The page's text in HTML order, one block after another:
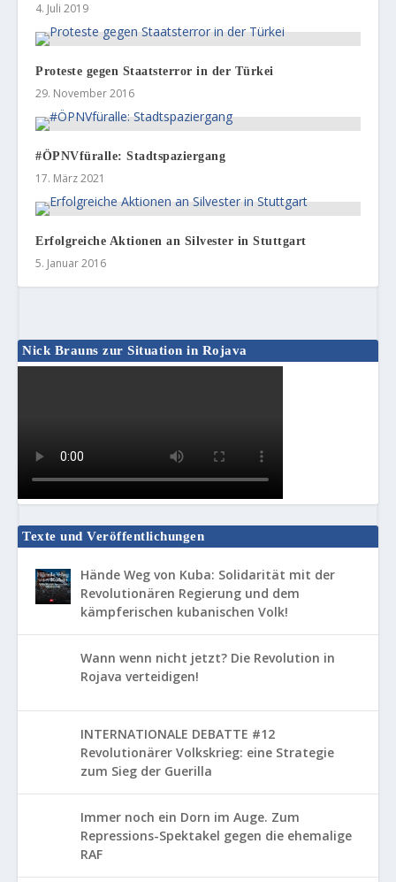
4. Juli 2019
Proteste gegen Staatsterror in der Türkei
29. November 2016
#ÖPNVfüralle: Stadtspaziergang
17. März 2021
Erfolgreiche Aktionen an Silvester in Stuttgart
5. Januar 2016
Nick Brauns zur Situation in Rojava
Texte und Veröffentlichungen
Hände Weg von Kuba: Solidarität mit der
Revolutionären Regierung und dem
kämpferischen kubanischen Volk!
Wann wenn nicht jetzt? Die Revolution in
Rojava verteidigen!
INTERNATIONALE DEBATTE #12
Revolutionärer Volkskrieg: eine Strategie
zum Sieg der Guerilla
Immer noch ein Dorn im Auge. Zum
Repressions-Spektakel gegen die ehemalige
RAF